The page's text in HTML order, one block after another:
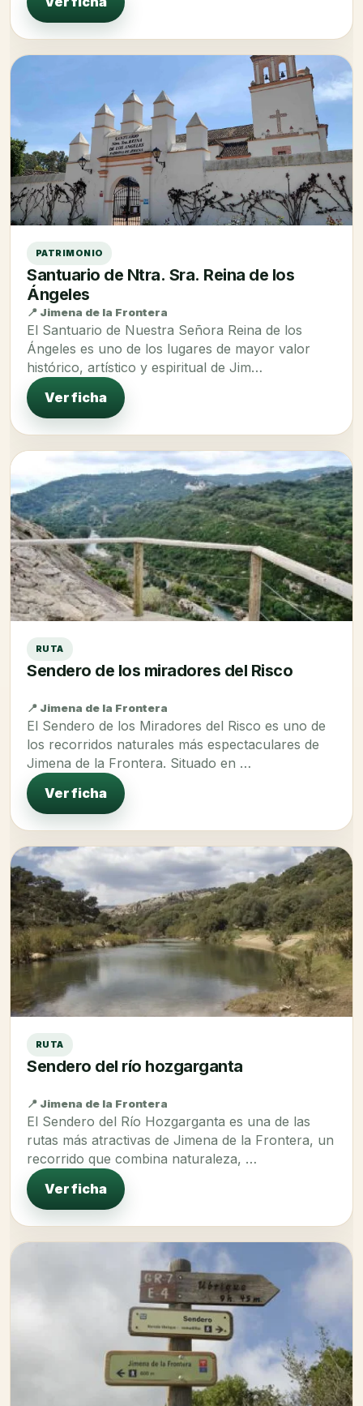
PATRIMONIO
Santuario de Ntra. Sra. Reina de los
Ángeles
📍 Jimena de la Frontera
El Santuario de Nuestra Señora Reina de los
Ángeles es uno de los lugares de mayor valor
histórico, artístico y espiritual de Jim…
Ver ficha
RUTA
Sendero de los miradores del Risco
📍 Jimena de la Frontera
El Sendero de los Miradores del Risco es uno de
los recorridos naturales más espectaculares de
Jimena de la Frontera. Situado en …
Ver ficha
RUTA
Sendero del río hozgarganta
📍 Jimena de la Frontera
El Sendero del Río Hozgarganta es una de las
rutas más atractivas de Jimena de la Frontera, un
recorrido que combina naturaleza, …
Ver ficha